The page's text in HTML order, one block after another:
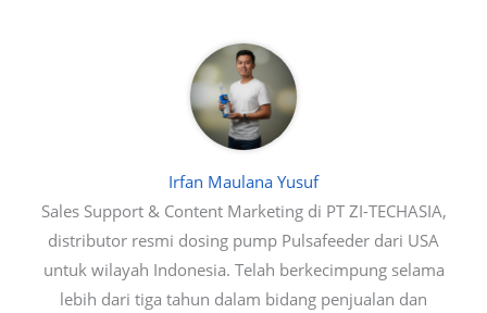
Irfan Maulana Yusuf
Sales Support & Content Marketing di PT ZI-TECHASIA,
distributor resmi dosing pump Pulsafeeder dari USA
untuk wilayah Indonesia. Telah berkecimpung selama
lebih dari tiga tahun dalam bidang penjualan dan